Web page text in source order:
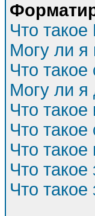
Что такое
Могу ли я
Что
Могу ли я
Что
Что
Что
Что
Что такое